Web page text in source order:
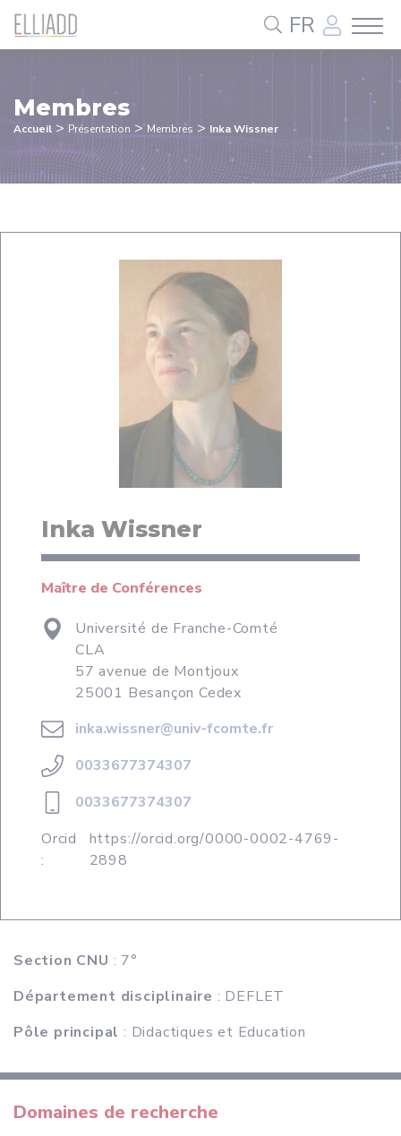
FR
Membres
Accueil > Présentation >Membres > Inka Wissner
Inka Wissner
Maître de Conférences
Université de Franche-Comté
CLA
57 avenue de Montjoux
25001 Besançon Cedex
inka.wissner@univ-fcomte.fr
0033677374307
0033677374307
Orcid
:
https://orcid.org/0000-0002-4769-
2898
Section CNU : 7°
Département disciplinaire : DEFLET
Pôle principal : Didactiques et Education
Domaines de recherche
Panneau de gestion des cookies